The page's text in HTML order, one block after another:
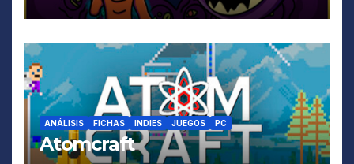
ANÁLISIS FICHAS INDIES JUEGOS PC
Atomcraft